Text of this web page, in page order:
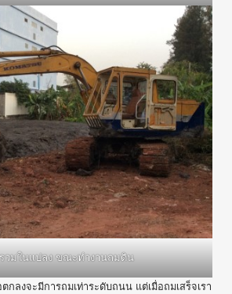
วมในแปลง ขณะทำงานถมดิน
กลงจะมีการถมเท่าระดับถนน แต่เมื่อถมเสร็จเรา